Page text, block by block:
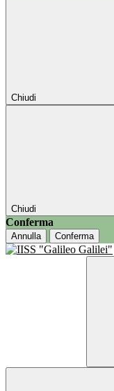
Chiudi
Chiudi
Conferma
Annulla Conferma